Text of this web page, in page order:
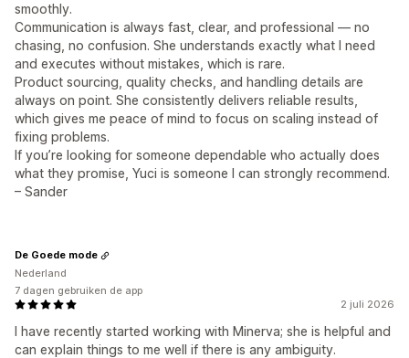
smoothly.
Communication is always fast, clear, and professional — no
chasing, no confusion. She understands exactly what I need
and executes without mistakes, which is rare.
Product sourcing, quality checks, and handling details are
always on point. She consistently delivers reliable results,
which gives me peace of mind to focus on scaling instead of
fixing problems.
If you’re looking for someone dependable who actually does
what they promise, Yuci is someone I can strongly recommend.
– Sander
2 juli 2026
I have recently started working with Minerva; she is helpful and
can explain things to me well if there is any ambiguity.
De Goede mode
Nederland
7 dagen gebruiken de app